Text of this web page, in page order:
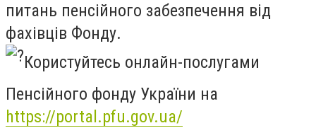
питань пенсійного забезпечення від
фахівців Фонду.
Користуйтесь онлайн-послугами
Пенсійного фонду України на
https://portal.pfu.gov.ua/